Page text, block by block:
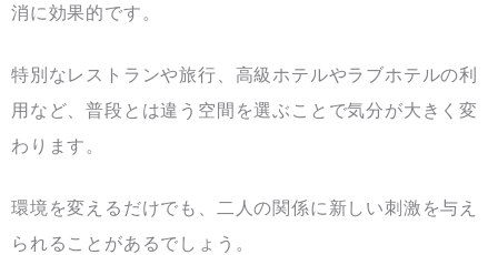
消に効果的です。
特別なレストランや旅行、高級ホテルやラブホテルの利
用など、普段とは違う空間を選ぶことで気分が大きく変
わります。
環境を変えるだけでも、二人の関係に新しい刺激を与え
られることがあるでしょう。